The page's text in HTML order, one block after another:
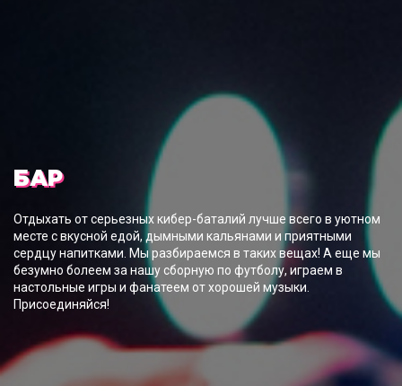
БАР
Отдыхать от серьезных кибер-баталий лучше всего в уютном
месте с вкусной едой, дымными кальянами и приятными
сердцу напитками. Мы разбираемся в таких вещах! А еще мы
безумно болеем за нашу сборную по футболу, играем в
настольные игры и фанатеем от хорошей музыки.
Присоединяйся!